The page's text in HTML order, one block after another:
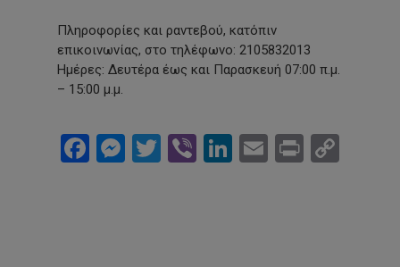
Πληροφορίες και ραντεβού, κατόπιν
επικοινωνίας, στο τηλέφωνο: 2105832013
Ημέρες: Δευτέρα έως και Παρασκευή 07:00 π.μ.
– 15:00 μ.μ.
Facebook
Messenger
Twitter
ViberLinkedIn
Email
Print